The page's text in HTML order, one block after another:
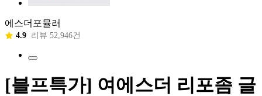
에스더포뮬러
4.9 리뷰 52,946건
[블프특가] 여에스더 리포좀 글